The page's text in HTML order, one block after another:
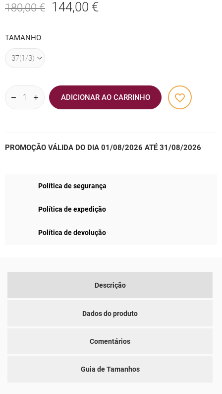
180,00 € 144,00 €
TAMANHO
ADICIONAR AO CARRINHO favorite_border
PROMOÇÃO VÁLIDA DO DIA 01/08/2026 ATÉ 31/08/2026
Política de segurança
Política de expedição
Política de devolução
Descrição
Dados do produto
Comentários
Guia de Tamanhos